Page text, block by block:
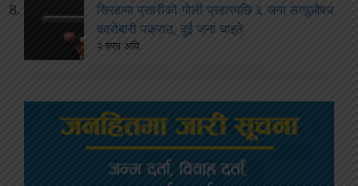
सिरहामा प्रहरीको गोली प्रहारपछि ६ जना लागूऔषध
कारोबारी पक्राउ, दुई जना घाइते
२ हप्ता अघि